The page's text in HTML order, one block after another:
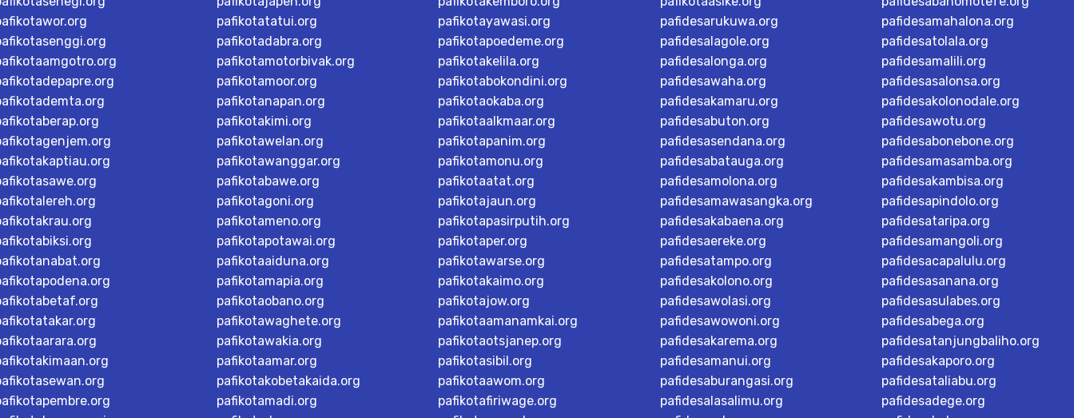
pafikotatatui.org
pafikotadabra.org
pafikotamotorbivak.org
pafikotamoor.org
pafikotanapan.org
pafikotakimi.org
pafikotawelan.org
pafikotawanggar.org
pafikotabawe.org
pafikotagoni.org
pafikotameno.org
pafikotapotawai.org
pafikotaaiduna.org
pafikotamapia.org
pafikotaobano.org
pafikotawaghete.org
pafikotawakia.org
pafikotaamar.org
pafikotakobetakaida.org
pafikotamadi.org
pafikotayawasi.org
pafikotapoedeme.org
pafikotakelila.org
pafikotabokondini.org
pafikotaokaba.org
pafikotaalkmaar.org
pafikotapanim.org
pafikotamonu.org
pafikotaatat.org
pafikotajaun.org
pafikotapasirputih.org
pafikotaper.org
pafikotawarse.org
pafikotakaimo.org
pafikotajow.org
pafikotaamanamkai.org
pafikotaotsjanep.org
pafikotasibil.org
pafikotaawom.org
pafikotafiriwage.org
pafidesarukuwa.org
pafidesalagole.org
pafidesalonga.org
pafidesawaha.org
pafidesakamaru.org
pafidesabuton.org
pafidesasendana.org
pafidesabatauga.org
pafidesamolona.org
pafidesamawasangka.org
pafidesakabaena.org
pafidesaereke.org
pafidesatampo.org
pafidesakolono.org
pafidesawolasi.org
pafidesawowoni.org
pafidesakarema.org
pafidesamanui.org
pafidesaburangasi.org
pafidesalasalimu.org
pafidesamahalona.org
pafidesatolala.org
pafidesamalili.org
pafidesasalonsa.org
pafidesakolonodale.org
pafidesawotu.org
pafidesabonebone.org
pafidesamasamba.org
pafidesakambisa.org
pafidesapindolo.org
pafidesataripa.org
pafidesamangoli.org
pafidesacapalulu.org
pafidesasanana.org
pafidesasulabes.org
pafidesabega.org
pafidesatanjungbaliho.org
pafidesakaporo.org
pafidesataliabu.org
pafidesadege.org